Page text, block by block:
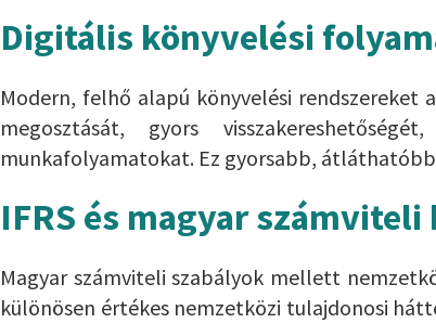
Digitális könyvelési
Modern, felhő alapú könyvelési
megosztását, gyors
munkafolyamatokat. Ez gyorsabb,
IFRS és magyar
Magyar számviteli szabályok mellett
különösen értékes nemzetközi tulajdonosi